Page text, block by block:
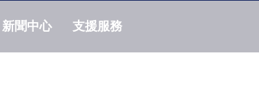
新聞中心 支援服務